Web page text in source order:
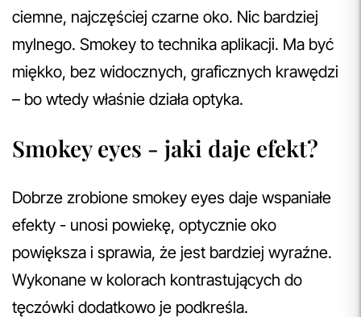
ciemne, najczęściej czarne oko. Nic bardziej
mylnego. Smokey to technika aplikacji. Ma być
miękko, bez widocznych, graficznych krawędzi
– bo wtedy właśnie działa optyka.
Smokey eyes - jaki daje efekt?
Dobrze zrobione smokey eyes daje wspaniałe
efekty - unosi powiekę, optycznie oko
powiększa i sprawia, że jest bardziej wyraźne.
Wykonane w kolorach kontrastujących do
tęczówki dodatkowo je podkreśla.